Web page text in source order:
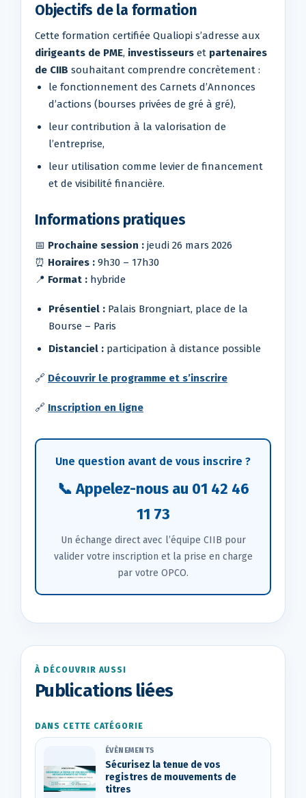
Objectifs de la formation
Cette formation certifiée Qualiopi s’adresse aux
dirigeants de PME, investisseurs et partenaires
de CIIB souhaitant comprendre concrètement :
le fonctionnement des Carnets d’Annonces
d’actions (bourses privées de gré à gré),
leur contribution à la valorisation de
l’entreprise,
leur utilisation comme levier de financement
et de visibilité financière.
Informations pratiques
📅 Prochaine session : jeudi 26 mars 2026
⏰ Horaires : 9h30 – 17h30
📍 Format : hybride
Présentiel : Palais Brongniart, place de la
Bourse – Paris
Distanciel : participation à distance possible
🔗 Découvrir le programme et s’inscrire
🔗 Inscription en ligne
Une question avant de vous inscrire ?
📞 Appelez-nous au 01 42 46
11 73
Un échange direct avec l’équipe CIIB pour
valider votre inscription et la prise en charge
par votre OPCO.
À DÉCOUVRIR AUSSI
Publications liées
DANS CETTE CATÉGORIE
ÉVÈNEMENTS
Sécurisez la tenue de vos
registres de mouvements de
titres